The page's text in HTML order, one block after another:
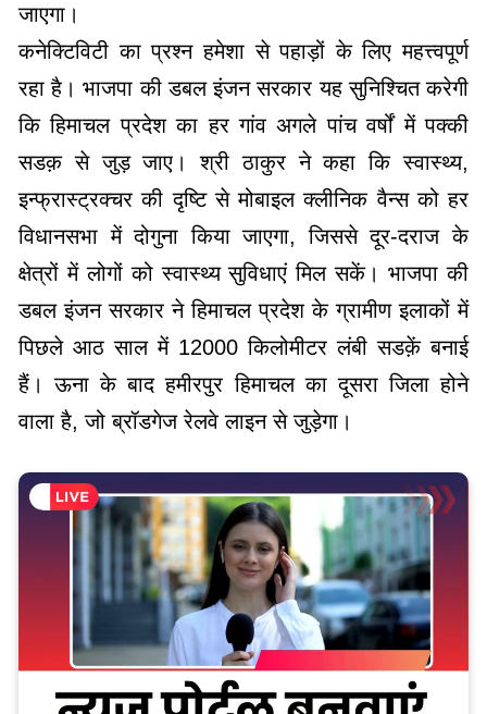
जाएगा।
कनेक्टिविटी का प्रश्न हमेशा से पहाड़ों के लिए महत्त्वपूर्ण
रहा है। भाजपा की डबल इंजन सरकार यह सुनिश्चित करेगी
कि हिमाचल प्रदेश का हर गांव अगले पांच वर्षों में पक्की
सडक़ से जुड़ जाए। श्री ठाकुर ने कहा कि स्वास्थ्य,
इन्फ्रास्ट्रक्चर की दृष्टि से मोबाइल क्लीनिक वैन्स को हर
विधानसभा में दोगुना किया जाएगा, जिससे दूर-दराज के
क्षेत्रों में लोगों को स्वास्थ्य सुविधाएं मिल सकें। भाजपा की
डबल इंजन सरकार ने हिमाचल प्रदेश के ग्रामीण इलाकों में
पिछले आठ साल में 12000 किलोमीटर लंबी सडक़ें बनाई
हैं। ऊना के बाद हमीरपुर हिमाचल का दूसरा जिला होने
वाला है, जो ब्रॉडगेज रेलवे लाइन से जुड़ेगा।